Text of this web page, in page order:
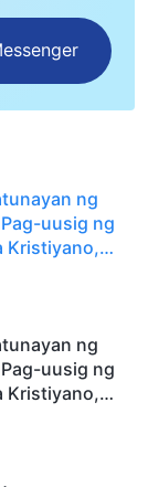
ng
uusig ng
Kristiyano,
uusig ng
na Nasa
ng
uusig ng
Kristiyano,